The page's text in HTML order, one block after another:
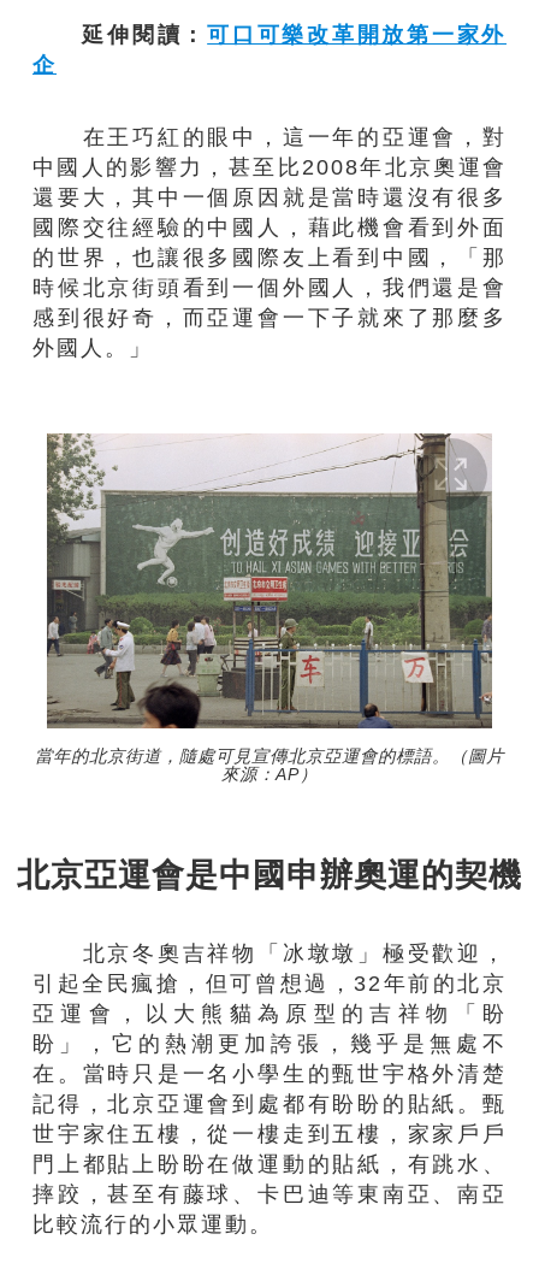
延伸閱讀：可口可樂改革開放第一家外
企
在王巧紅的眼中，這一年的亞運會，對
中國人的影響力，甚至比2008年北京奧運會
還要大，其中一個原因就是當時還沒有很多
國際交往經驗的中國人，藉此機會看到外面
的世界，也讓很多國際友上看到中國，「那
時候北京街頭看到一個外國人，我們還是會
感到很好奇，而亞運會一下子就來了那麼多
外國人。」
當年的北京街道，隨處可見宣傳北京亞運會的標語。（圖片
來源：AP）
北京亞運會是中國申辦奧運的契機
北京冬奧吉祥物「冰墩墩」極受歡迎，
引起全民瘋搶，但可曾想過，32年前的北京
亞運會，以大熊貓為原型的吉祥物「盼
盼」，它的熱潮更加誇張，幾乎是無處不
在。當時只是一名小學生的甄世宇格外清楚
記得，北京亞運會到處都有盼盼的貼紙。甄
世宇家住五樓，從一樓走到五樓，家家戶戶
門上都貼上盼盼在做運動的貼紙，有跳水、
摔跤，甚至有藤球、卡巴迪等東南亞、南亞
比較流行的小眾運動。